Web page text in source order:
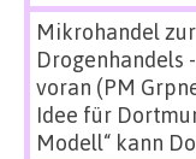
Mikrohandel
Drogenhandels
voran (PM
Idee für
Modell“ kann